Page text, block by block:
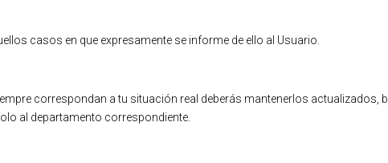
casos en que expresamente se informe de ello al Usuario.
correspondan a tu situación real deberás mantenerlos actualizados,
al departamento correspondiente.